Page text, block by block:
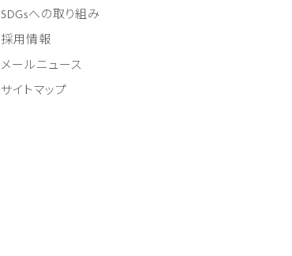
SDGsへの取り組み
採用情報
メールニュース
サイトマップ